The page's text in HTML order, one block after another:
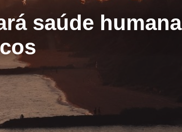
saúde humana